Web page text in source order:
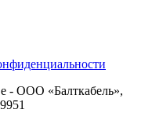
- ООО «Балткабель»,